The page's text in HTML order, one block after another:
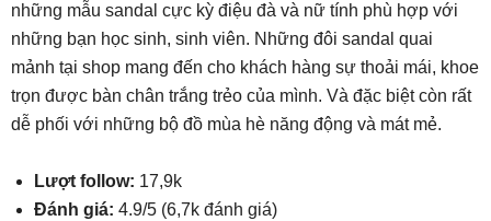
những mẫu sandal cực kỳ điệu đà và nữ tính phù hợp với
những bạn học sinh, sinh viên. Những đôi sandal quai
mảnh tại shop mang đến cho khách hàng sự thoải mái, khoe
trọn được bàn chân trắng trẻo của mình. Và đặc biệt còn rất
dễ phối với những bộ đồ mùa hè năng động và mát mẻ.
Lượt follow: 17,9k
Đánh giá: 4.9/5 (6,7k đánh giá)